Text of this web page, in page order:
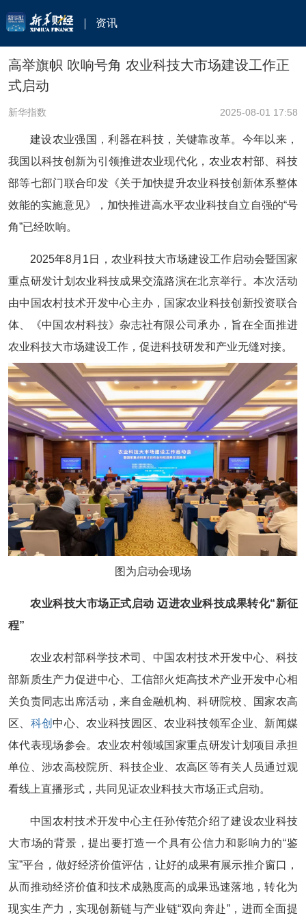
资讯
高举旗帜 吹响号角 农业科技大市场建设工作正
式启动
新华指数 2025-08-01 17:58
建设农业强国，利器在科技，关键靠改革。今年以来，
我国以科技创新为引领推进农业现代化，农业农村部、科技
部等七部门联合印发《关于加快提升农业科技创新体系整体
效能的实施意见》，加快推进高水平农业科技自立自强的“号
角”已经吹响。
2025年8月1日，农业科技大市场建设工作启动会暨国家
重点研发计划农业科技成果交流路演在北京举行。本次活动
由中国农村技术开发中心主办，国家农业科技创新投资联合
体、《中国农村科技》杂志社有限公司承办，旨在全面推进
农业科技大市场建设工作，促进科技研发和产业无缝对接。
图为启动会现场
农业科技大市场正式启动 迈进农业科技成果转化“新征
程”
农业农村部科学技术司、中国农村技术开发中心、科技
部新质生产力促进中心、工信部火炬高技术产业开发中心相
关负责同志出席活动，来自金融机构、科研院校、国家农高
区、 科创 中心、农业科技园区、农业科技领军企业、新闻媒
体代表现场参会。农业农村领域国家重点研发计划项目承担
单位、涉农高校院所、科技企业、农高区等有关人员通过观
看线上直播形式，共同见证农业科技大市场正式启动。
中国农村技术开发中心主任孙传范介绍了建设农业科技
大市场的背景，提出要打造一个具有公信力和影响力的“鉴
宝”平台，做好经济价值评估，让好的成果有展示推介窗口，
从而推动经济价值和技术成熟度高的成果迅速落地，转化为
现实生产力，实现创新链与产业链“双向奔赴”，进而全面提